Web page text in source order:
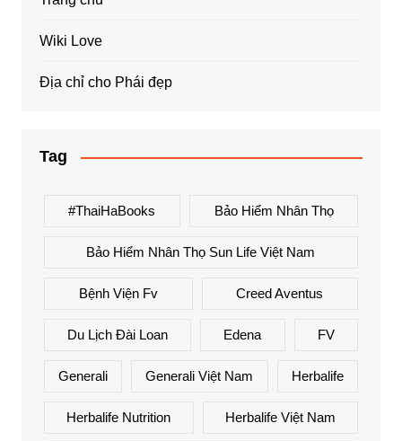
Wiki Love
Địa chỉ cho Phái đẹp
Tag
#ThaiHaBooks Bảo Hiểm Nhân Thọ
Bảo Hiểm Nhân Thọ Sun Life Việt Nam
Bệnh Viện Fv Creed Aventus
Du Lịch Đài Loan Edena FV
Generali Generali Việt Nam Herbalife
Herbalife Nutrition Herbalife Việt Nam